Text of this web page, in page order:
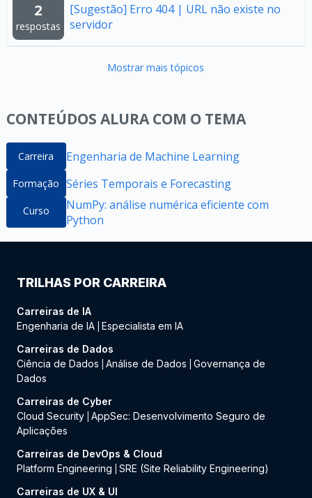
2
respostas
[Sugestão] Erro 404 | URL não existe no
servidor
Mostrar mais tópicos
CONTEÚDOS ALURA COM O TEMA
Carreira Engenharia de Machine Learning
Formação Séries Temporais e Forecasting
Curso
NumPy: análise numérica eficiente com
Python
TRILHAS POR CARREIRA
Carreiras de IA
Engenharia de IA Especialista em IA
Carreiras de Dados
Ciência de Dados
Análise de Dados
Governança de
Dados
Carreiras de Cyber
Cloud Security AppSec: Desenvolvimento Seguro de
Aplicações
Carreiras de DevOps & Cloud
Platform Engineering
SRE (Site Reliability Engineering)
Carreiras de UX & UI